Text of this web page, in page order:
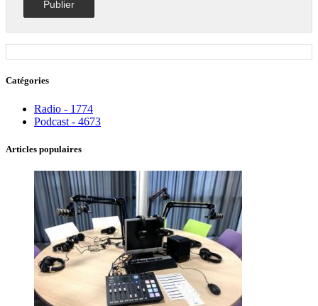
Catégories
Radio - 1774
Podcast - 4673
Articles populaires